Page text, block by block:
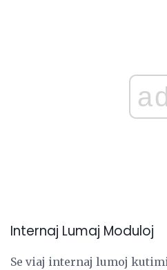
Internaj Lumaj Moduloj
Se viaj internaj lumoj